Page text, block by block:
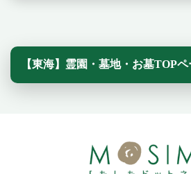
【東海】霊園・墓地・お墓TOP